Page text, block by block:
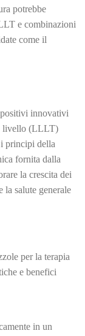
potrebbe
e combinazioni
come il
innovativi
livello (LLLT)
principi della
fornita dalla
la crescita dei
la salute generale
per la terapia
e benefici
in un